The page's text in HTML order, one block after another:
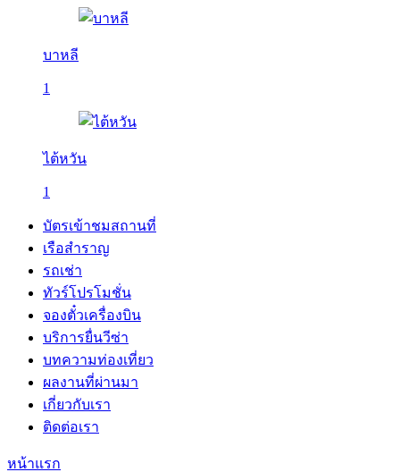
บาหลี
1
ไต้หวัน
1
บัตรเข้าชมสถานที่
เรือสำราญ
รถเช่า
ทัวร์โปรโมชั่น
จองตั๋วเครื่องบิน
บริการยื่นวีซ่า
บทความท่องเที่ยว
ผลงานที่ผ่านมา
เกี่ยวกับเรา
ติดต่อเรา
หน้าแรก